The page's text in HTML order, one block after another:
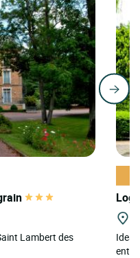
Lambert des